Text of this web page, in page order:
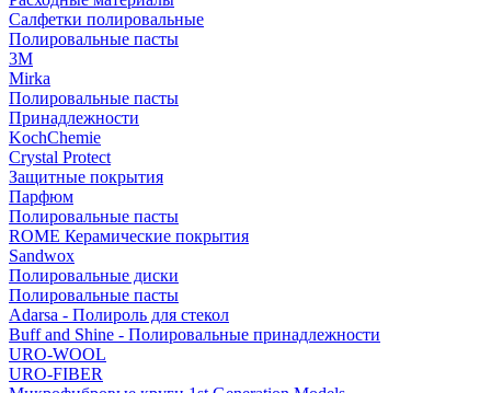
Салфетки полировальные
Полировальные пасты
3М
Mirka
Полировальные пасты
Принадлежности
KochChemie
Crystal Protect
Защитные покрытия
Парфюм
Полировальные пасты
ROME Керамические покрытия
Sandwox
Полировальные диски
Полировальные пасты
Adarsa - Полироль для стекол
Buff and Shine - Полировальные принадлежности
URO-WOOL
URO-FIBER